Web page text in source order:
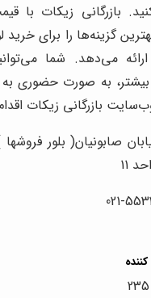
بازرگانی زیکات با
گزینه‌ها را برای خرید
می‌دهد. شما
به صورت حضوری به
بازرگانی زیکات
صابونیان( بلور